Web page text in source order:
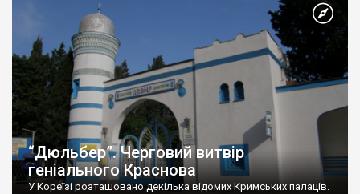
“Дюльбер”. Черговий витвір
геніального Краснова
У Кореїзі розташовано декілька відомих Кримських палаців.